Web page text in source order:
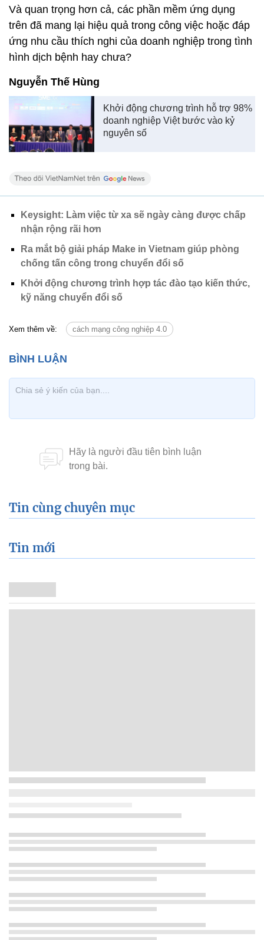
Và quan trọng hơn cả, các phần mềm ứng dụng
trên đã mang lại hiệu quả trong công việc hoặc đáp
ứng nhu cầu thích nghi của doanh nghiệp trong tình
hình dịch bệnh hay chưa?
Nguyễn Thế Hùng
Khởi động chương trình hỗ trợ 98%
doanh nghiệp Việt bước vào kỷ
nguyên số
Keysight: Làm việc từ xa sẽ ngày càng được chấp
nhận rộng rãi hơn
Ra mắt bộ giải pháp Make in Vietnam giúp phòng
chống tấn công trong chuyển đổi số
Khởi động chương trình hợp tác đào tạo kiến thức,
kỹ năng chuyển đổi số
Xem thêm về: cách mạng công nghiệp 4.0
Tin cùng chuyên mục
Tin mới